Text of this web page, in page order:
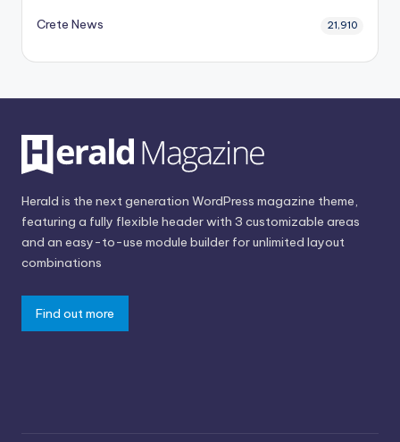
Crete News 21,910
Herald is the next generation WordPress magazine theme,
featuring a fully flexible header with 3 customizable areas
and an easy-to-use module builder for unlimited layout
combinations
Find out more